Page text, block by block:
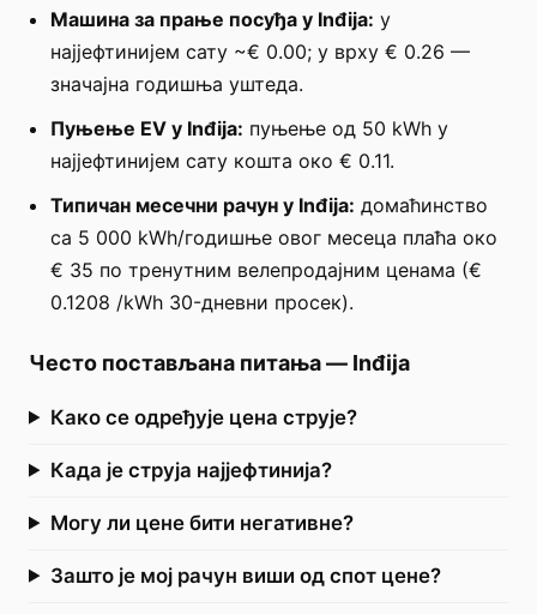
Машина за прање посуђа у Inđija: у
најјефтинијем сату ~€ 0.00; у врху € 0.26 —
значајна годишња уштеда.
Пуњење EV у Inđija: пуњење од 50 kWh у
најјефтинијем сату кошта око € 0.11.
Типичан месечни рачун у Inđija: домаћинство
са 5 000 kWh/годишње овог месеца плаћа око
€ 35 по тренутним велепродајним ценама (€
0.1208 /kWh 30-дневни просек).
Често постављана питања— Inđija
Како се одређује цена струје?
Када је струја најјефтинија?
Могу ли цене бити негативне?
Зашто је мој рачун виши од спот цене?